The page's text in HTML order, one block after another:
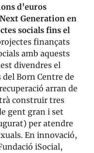
d’euros
Generation en
socials fins el
finançats
amb aquests
divendres el
Born Centre de
arran de
construir tres
gent gran i set
per atendre
En innovació,
iSocial,